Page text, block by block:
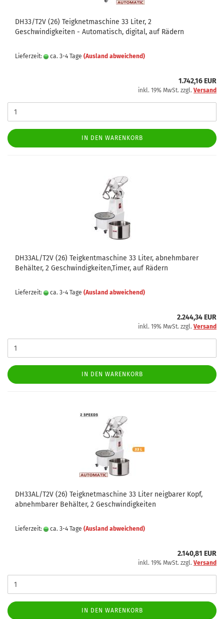
DH33/T2V (26) Teigknetmaschine 33 Liter, 2
Geschwindigkeiten - Automatisch, digital, auf Rädern
Lieferzeit: ca. 3-4 Tage (Ausland abweichend)
1.742,16 EUR
inkl. 19% MwSt. zzgl. Versand
IN DEN WARENKORB
DH33AL/T2V (26) Teigkentmaschine 33 Liter, abnehmbarer
Behälter, 2 Geschwindigkeiten,Timer, auf Rädern
Lieferzeit: ca. 3-4 Tage (Ausland abweichend)
2.244,34 EUR
inkl. 19% MwSt. zzgl. Versand
IN DEN WARENKORB
DH33AL/T2V (26) Teigknetmaschine 33 Liter neigbarer Kopf,
abnehmbarer Behälter, 2 Geschwindigkeiten
Lieferzeit: ca. 3-4 Tage (Ausland abweichend)
2.140,81 EUR
inkl. 19% MwSt. zzgl. Versand
IN DEN WARENKORB